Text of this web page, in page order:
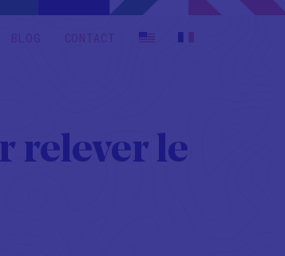
BLOG CONTACT
relever le